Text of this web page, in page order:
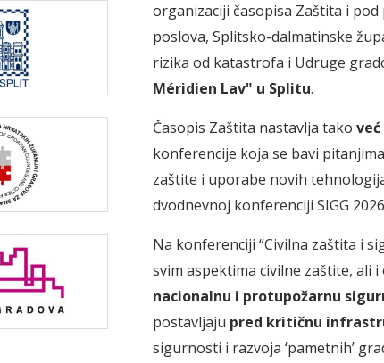
organizaciji časopisa Zaštita i
poslova, Splitsko-dalmatinske
rizika od katastrofa i Udruge
Méridien Lav" u Splitu.
Časopis Zaštita nastavlja tako
konferencije koja se bavi
zaštite i uporabe novih
dvodnevnoj konferenciji SIGG
Na konferenciji “Civilna zaštita i
svim aspektima civilne zaštite, ali
nacionalnu i protupožarnu
postavljaju pred kritičnu
sigurnosti i razvoja ‘pametnih’